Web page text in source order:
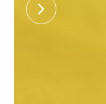
kino toetab